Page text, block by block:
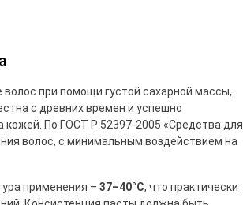
волос при помощи густой сахарной массы,
с древних времен и успешно
кожей. По ГОСТ Р 52397-2005 «Средства для
волос, с минимальным воздействием на
применения – 37–40°C, что практически